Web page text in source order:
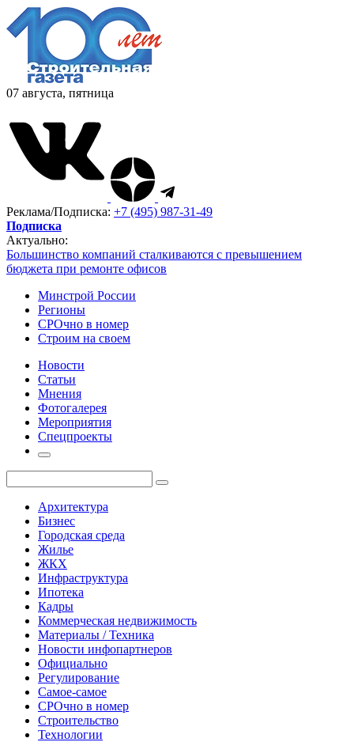
07 августа, пятница
Реклама/Подписка: +7 (495) 987-31-49
Подписка
Актуально:
Большинство компаний сталкиваются с превышением
бюджета при ремонте офисов
Минстрой России
Регионы
СРОчно в номер
Строим на своем
Новости
Статьи
Мнения
Фотогалерея
Мероприятия
Спецпроекты
Архитектура
Бизнес
Городская среда
Жилье
ЖКХ
Инфраструктура
Ипотека
Кадры
Коммерческая недвижимость
Материалы / Техника
Новости инфопартнеров
Официально
Регулирование
Самое-самое
СРОчно в номер
Строительство
Технологии